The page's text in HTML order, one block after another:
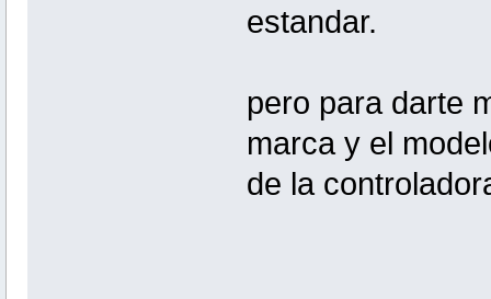
estandar.
pero para darte
marca y el
de la